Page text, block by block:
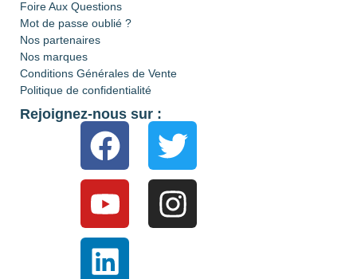
Foire Aux Questions
Mot de passe oublié ?
Nos partenaires
Nos marques
Conditions Générales de Vente
Politique de confidentialité
Rejoignez-nous sur :